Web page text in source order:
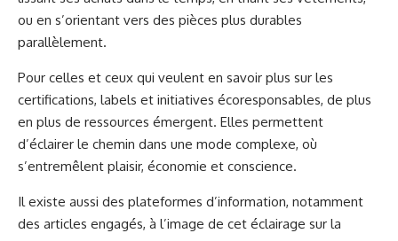
ou en s’orientant vers des pièces plus durables
parallèlement.
Pour celles et ceux qui veulent en savoir plus sur les
certifications, labels et initiatives écoresponsables, de plus
en plus de ressources émergent. Elles permettent
d’éclairer le chemin dans une mode complexe, où
s’entremêlent plaisir, économie et conscience.
Il existe aussi des plateformes d’information, notamment
des articles engagés, à l’image de cet éclairage sur la